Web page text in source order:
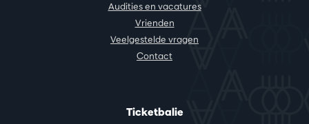
Audities en vacatures
Vrienden
Veelgestelde vragen
Contact
Ticketbalie